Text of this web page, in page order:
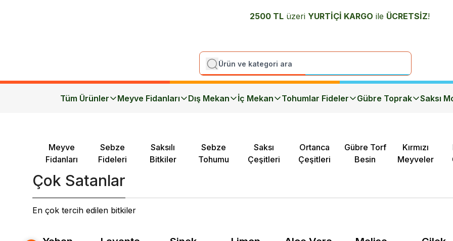
2500 TL üzeri YURTİÇİ KARGO ile ÜCRETSİZ!
Tüm Ürünler Meyve Fidanları Dış Mekan İç Mekan Tohumlar Fideler Gübre Toprak Saksı
Meyve
Fidanları
Sebze
Fideleri
Saksılı
Bitkiler
Sebze
Tohumu
Saksı
Çeşitleri
Ortanca
Çeşitleri
Gübre Torf
Besin
Kırmızı
Meyveler
Çok Satanlar
En çok tercih edilen bitkiler